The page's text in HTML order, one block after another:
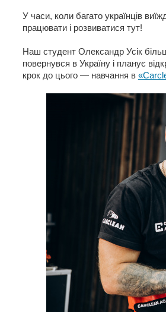
У часи, коли багато українців
працювати і розвиватися тут!
Наш студент Олександр Усік
повернувся в Україну і планує
крок до цього — навчання в